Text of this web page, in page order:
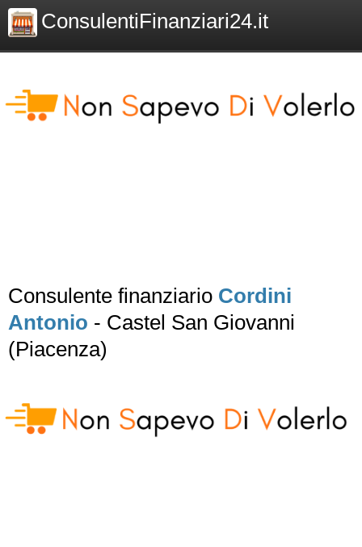
ConsulentiFinanziari24.it
Consulente finanziario Cordini
Antonio - Castel San Giovanni
(Piacenza)